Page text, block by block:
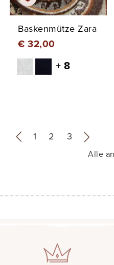
Baskenmütze Zara
€ 32,00
+ 8
« 1 2 3 »
Alle